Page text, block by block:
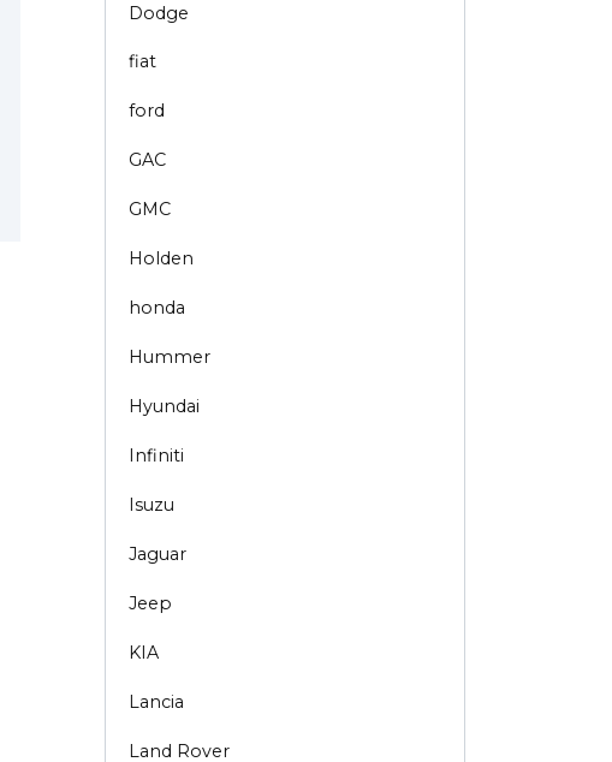
Dodge
fiat
ford
GAC
GMC
Holden
honda
Hummer
Hyundai
Infiniti
Isuzu
Jaguar
Jeep
KIA
Lancia
Land Rover